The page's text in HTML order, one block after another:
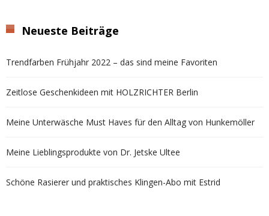
Neueste Beiträge
Trendfarben Frühjahr 2022 – das sind meine Favoriten
Zeitlose Geschenkideen mit HOLZRICHTER Berlin
Meine Unterwäsche Must Haves für den Alltag von Hunkemöller
Meine Lieblingsprodukte von Dr. Jetske Ultee
Schöne Rasierer und praktisches Klingen-Abo mit Estrid